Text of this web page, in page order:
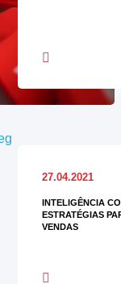
27.04.2021
INTELIGÊNCIA
ESTRATÉGIAS
VENDAS